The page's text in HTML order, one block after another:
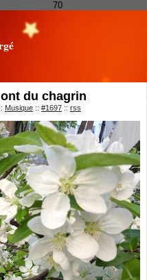
70
du chagrin
:: Musique :: #1697 :: rss